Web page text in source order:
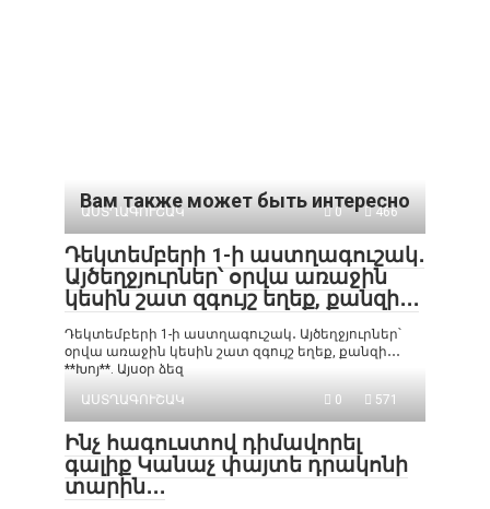
Вам также может быть интересно
ԱՍՏՂԱԳՈՒՇԱԿ 0 466
Դեկտեմբերի 1-ի աստղագուշակ․
Այծեղջյուրներ՝ օրվա առաջին
կեսին շատ զգույշ եղեք, քանզի․․․
Դեկտեմբերի 1-ի աստղագուշակ․ Այծեղջյուրներ՝
օրվա առաջին կեսին շատ զգույշ եղեք, քանզի․․․
**Խոյ**. Այսօր ձեզ
ԱՍՏՂԱԳՈՒՇԱԿ
0 571
Ինչ հագուստով դիմավորել
գալիք Կանաչ փայտե դրակոնի
տարին․․․